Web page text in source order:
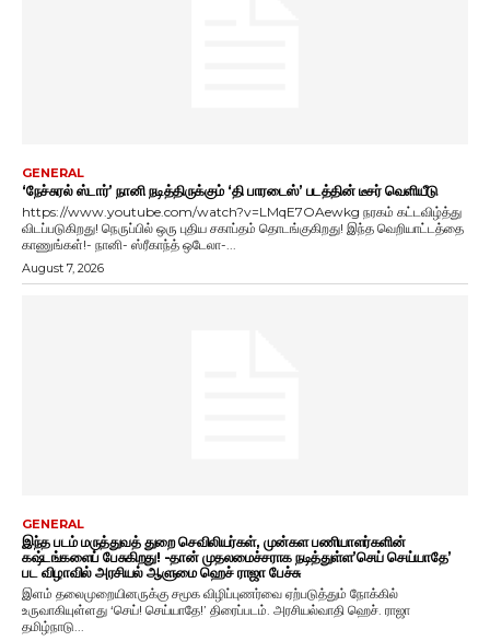
GENERAL
‘நேச்சுரல் ஸ்டார்’ நானி நடித்திருக்கும் ‘தி பாரடைஸ்’ படத்தின் டீசர் வெளியீடு
https://www.youtube.com/watch?v=LMqE7OAewkg நரகம் கட்டவிழ்த்து
விடப்படுகிறது! நெருப்பில் ஒரு புதிய சகாப்தம் தொடங்குகிறது! இந்த வெறியாட்டத்தை
காணுங்கள்!- நானி- ஸ்ரீகாந்த் ஒடேலா-...
August 7, 2026
GENERAL
இந்த படம் மருத்துவத் துறை செவிலியர்கள், முன்கள பணியாளர்களின்
கஷ்டங்களைப் பேசுகிறது! -தான் முதலமைச்சராக நடித்துள்ள’செய் செய்யாதே’
பட விழாவில் அரசியல் ஆளுமை ஹெச் ராஜா பேச்சு
இளம் தலைமுறையினருக்கு சமூக விழிப்புணர்வை ஏற்படுத்தும் நோக்கில்
உருவாகியுள்ளது ‘செய்! செய்யாதே!’ திரைப்படம். அரசியல்வாதி ஹெச். ராஜா
தமிழ்நாடு...